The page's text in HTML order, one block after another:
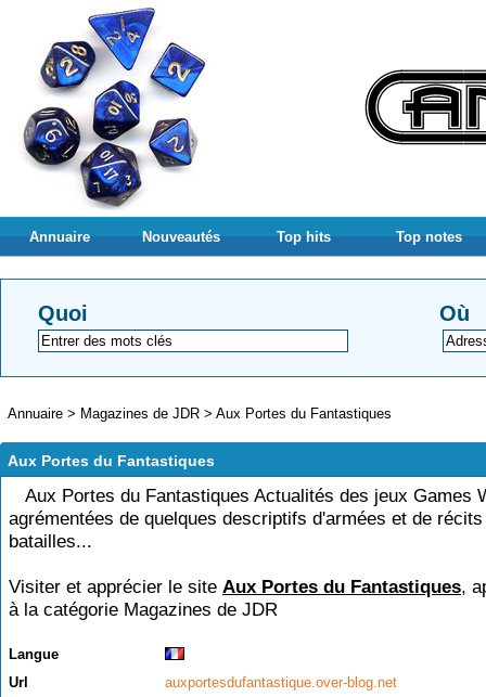
Annuaire Nouveautés Top hits Top notes
Quoi Où
Annuaire > Magazines de JDR > Aux Portes du Fantastiques
Aux Portes du Fantastiques
Aux Portes du Fantastiques Actualités des jeux Games
agrémentées de quelques descriptifs d'armées et de récits
batailles...
Visiter et apprécier le site Aux Portes du Fantastiques,
à la catégorie Magazines de JDR
Langue
Url
auxportesdufantastique.over-blog.net